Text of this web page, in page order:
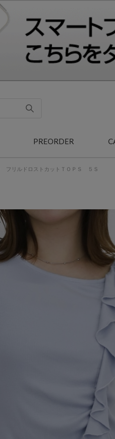
PREORDER
フリルドロストカットＴＯＰＳ ５Ｓ